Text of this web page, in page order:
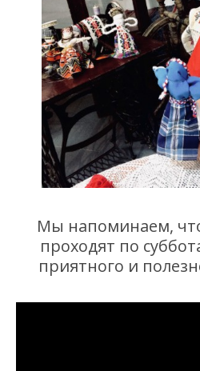
Мы напоминаем,
проходят по
приятного и